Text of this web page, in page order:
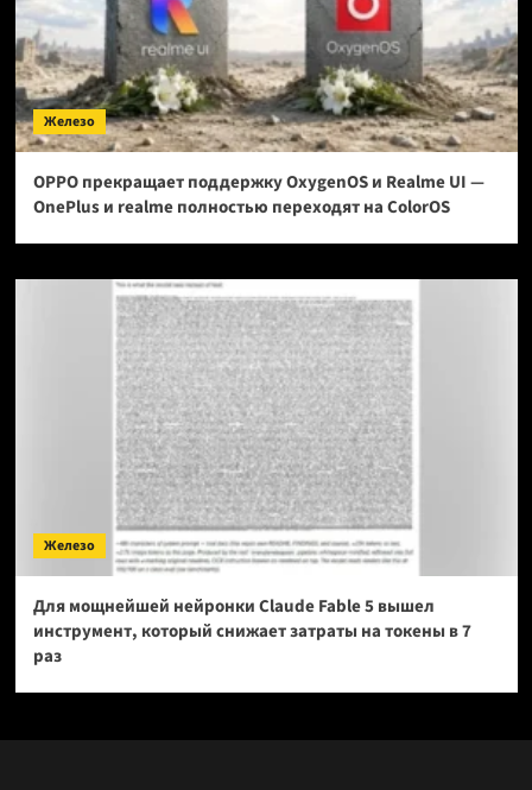
Железо
OPPO прекращает поддержку OxygenOS и Realme UI —
OnePlus и realme полностью переходят на ColorOS
Железо
Для мощнейшей нейронки Claude Fable 5 вышел
инструмент, который снижает затраты на токены в 7
раз